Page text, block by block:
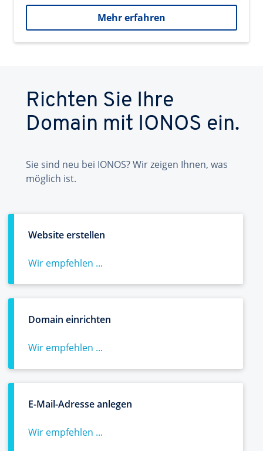
Mehr erfahren
Richten Sie Ihre
Domain mit IONOS ein.
Sie sind neu bei IONOS? Wir zeigen Ihnen, was
möglich ist.
Website erstellen
Wir empfehlen ...
Domain einrichten
Wir empfehlen ...
E-Mail-Adresse anlegen
Wir empfehlen ...